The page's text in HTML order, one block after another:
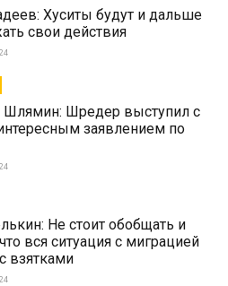
Хуситы будут и дальше
свои действия
Шлямин: Шредер выступил с
заявлением по
Не стоит обобщать и
вся ситуация с миграцией
взятками